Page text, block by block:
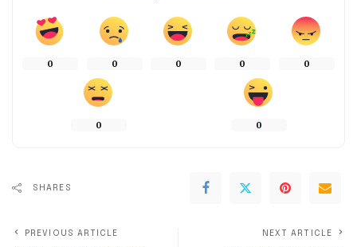
0 0 0 0 0
0 0
SHARES
PREVIOUS ARTICLE NEXT ARTICLE